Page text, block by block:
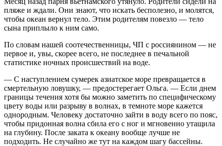
пляже и ждали. Они знают, что искать бесполезно, и молятся,
чтобы океан вернул тело. Этим родителям повезло — тело
сына приплыло к ним само.
По словам нашей соотечественницы, ЧП с россиянином — не
первое и, увы, скорее всего, не последнее в печальной
статистике ночных происшествий на воде.
— С наступлением сумерек азиатское море превращается в
смертельную ловушку, — предостерегает Ольга. — Если днем
границы течения хотя бы можно заметить по специфическому
цвету воды или разрыву в волнах, в темноте море кажется
однородным. Человеку достаточно зайти в воду всего по пояс,
чтобы придонная волна сбила его с ног и мгновенно утащила
на глубину. После заката к океану вообще лучше не
подходить. Не случайно же тут на каждом шагу бассейны.